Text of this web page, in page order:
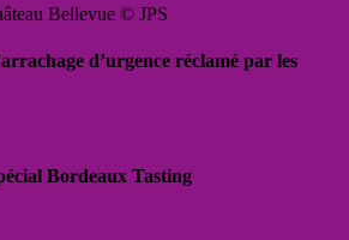
Bellevue © JPS
d’urgence réclamé par les
Bordeaux Tasting